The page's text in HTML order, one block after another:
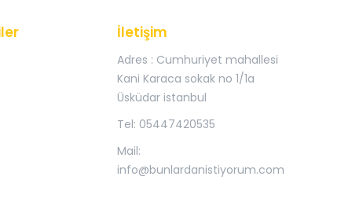
İletişim
Adres : Cumhuriyet mahallesi
Kani Karaca sokak no 1/1a
Üsküdar istanbul
Tel: 05447420535
Mail:
info@bunlardanistiyorum.com